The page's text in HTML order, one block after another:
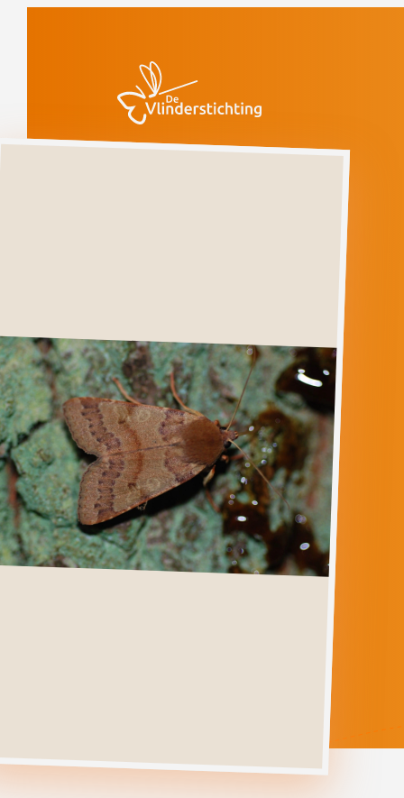
Roodachtige
herfstuil
AGROCHOLA
HELVOLA
Ga direct naar
Verspreiding
Levenscyclus
Herkenning